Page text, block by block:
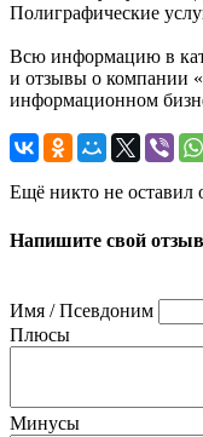
Полиграфические
Всю информацию в
и отзывы о компании
информационном
Ещё никто не оставил
Напишите свой
Имя / Псевдоним
Плюсы
Минусы